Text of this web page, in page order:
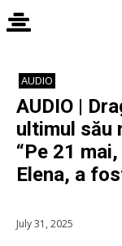
AUDIO
AUDIO |
ultimul său
“Pe 21
Elena, a
July 31, 2025